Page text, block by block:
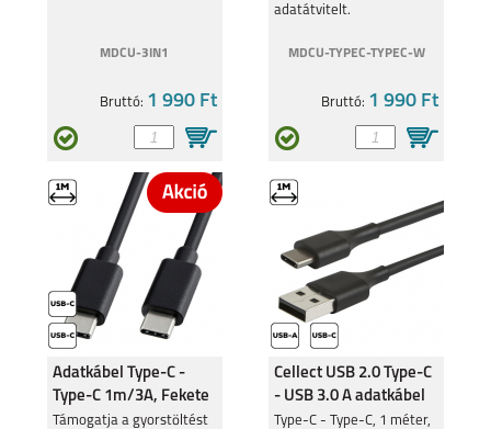
MDCU-3IN1
Bruttó: 1 990 Ft
adatátvitelt.
MDCU-TYPEC-TYPEC-W
Bruttó: 1 990 Ft
Adatkábel Type-C -
Type-C 1m/3A, Fekete
Támogatja a gyorstöltést
Cellect USB 2.0 Type-C
- USB 3.0 A adatkábel
Type-C - Type-C, 1 méter,